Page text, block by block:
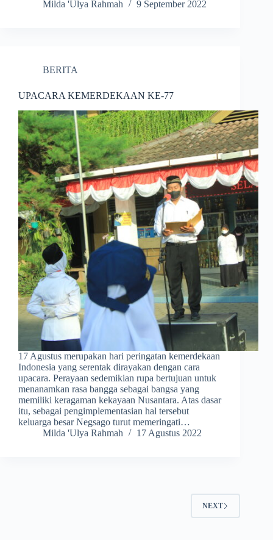
Milda 'Ulya Rahmah
9 September 2022
BERITA
UPACARA KEMERDEKAAN KE-77
17 Agustus merupakan hari peringatan kemerdekaan
Indonesia yang serentak dirayakan dengan cara
upacara. Perayaan sedemikian rupa bertujuan untuk
menanamkan rasa bangga sebagai bangsa yang
memiliki keragaman kekayaan Nusantara. Atas dasar
itu, sebagai pengimplementasian hal tersebut
keluarga besar Negsago turut memeringati…
Milda 'Ulya Rahmah
17 Agustus 2022
NEXT